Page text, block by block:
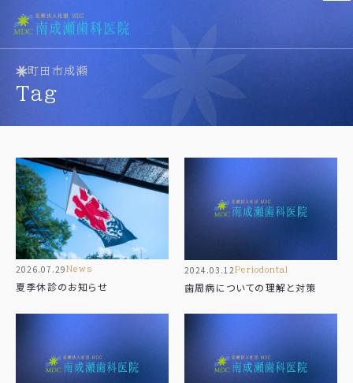
医院紹介
Clinic
設備紹介
Menu
診療一覧
一般歯科（虫歯治療）
歯周病治療
小児歯科
予防歯科
審美歯科
ホワイトニング
訪問歯科
自費治療のご案内
当院の理念
Concept
アクセス
Access
新着情報
News
町田市成瀬
tag
2026.07.29 news
夏季休診のお知らせ
2024.03.12 periodontal
歯周病についての理解と対策